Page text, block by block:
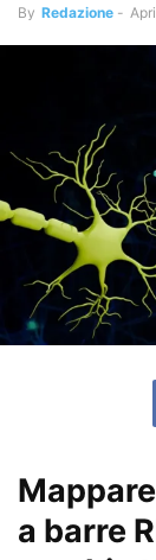
By Redazione -
a barre